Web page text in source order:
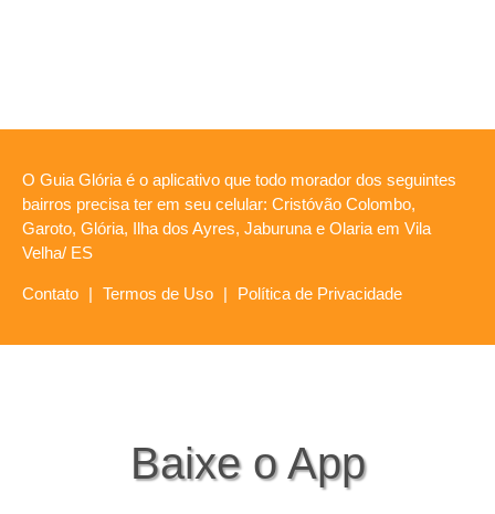
O Guia Glória é o aplicativo que todo morador dos seguintes
bairros precisa ter em seu celular: Cristóvão Colombo,
Garoto, Glória, Ilha dos Ayres, Jaburuna e Olaria em Vila
Velha/ ES
Contato | Termos de Uso | Política de Privacidade
Baixe o App